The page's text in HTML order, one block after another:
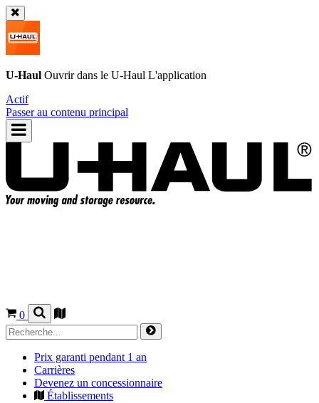
U-Haul Ouvrir dans le U-Haul L'application
Actif
Passer au contenu principal
0
Prix garanti pendant 1 an
Carrières
Devenez un concessionnaire
Établissements